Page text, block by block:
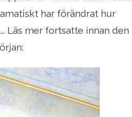
har förändrat hur
Läs mer fortsatte innan den